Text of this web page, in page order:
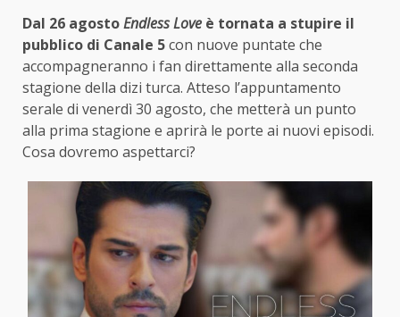
Dal 26 agostoEndless Love è tornata a stupire il
pubblico di Canale 5con nuove puntate che
accompagneranno i fan direttamente alla seconda
stagione della dizi turca. Atteso l’appuntamento
serale di venerdì 30 agosto, che metterà un punto
alla prima stagione e aprirà le porte ai nuovi episodi.
Cosa dovremo aspettarci?